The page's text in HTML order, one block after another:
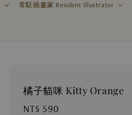
常駐插畫家 Resident Illustrator
橘子貓咪 Kitty Orange
Regular
NT$ 590